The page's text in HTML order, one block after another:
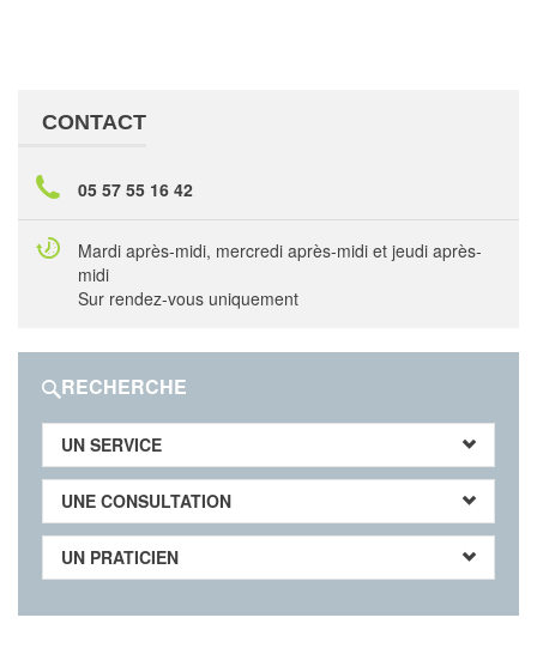
CONTACT
05 57 55 16 42
Mardi après-midi, mercredi après-midi et jeudi après-
midi
Sur rendez-vous uniquement
RECHERCHE
UN SERVICE
UNE CONSULTATION
UN PRATICIEN